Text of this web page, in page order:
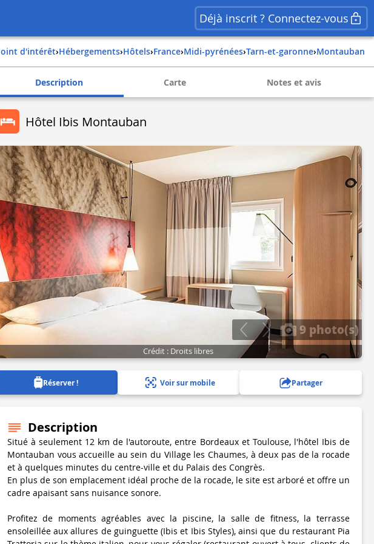
Déjà inscrit ? Connectez-vous
Point d'intérêt› Hébergements› Hôtels› france› midi-pyrénées› tarn-et-garonne› montauban
Description Carte Notes et avis
Hôtel Ibis Montauban
9 photo(s)
Crédit : Droits libres
Réserver ! Voir sur mobile Partager
Description
Situé à seulement 12 km de l'autoroute, entre Bordeaux et Toulouse, l'hôtel Ibis de
Montauban vous accueille au sein du Village les Chaumes, à deux pas de la rocade
et à quelques minutes du centre-ville et du Palais des Congrès.
En plus de son emplacement idéal proche de la rocade, le site est arboré et offre un
cadre apaisant sans nuisance sonore.
Profitez de moments agréables avec la piscine, la salle de fitness, la terrasse
ensoleillée aux allures de guinguette (Ibis et Ibis Styles), ainsi que du restaurant Pia